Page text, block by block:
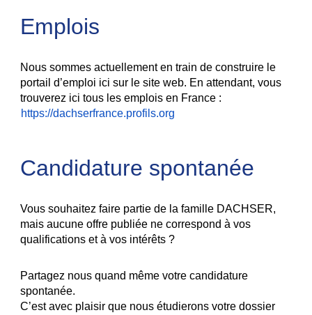
Emplois
Nous sommes actuellement en train de construire le
portail d’emploi ici sur le site web. En attendant, vous
trouverez ici tous les emplois en France :
https://dachserfrance.profils.org
Candidature spontanée
Vous souhaitez faire partie de la famille DACHSER,
mais aucune offre publiée ne correspond à vos
qualifications et à vos intérêts ?
Partagez nous quand même votre candidature
spontanée.
C’est avec plaisir que nous étudierons votre dossier